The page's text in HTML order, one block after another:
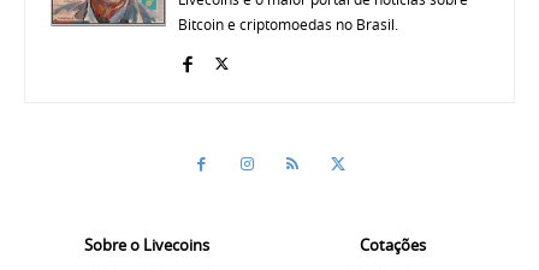
Bitcoin e criptomoedas no Brasil.
Sobre o Livecoins
Cotações